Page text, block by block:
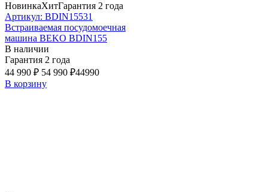
НовинкаХитГарантия 2 года
Артикул: BDIN15531
Встраиваемая посудомоечная
машина BEKO BDIN155
В наличии
Гарантия 2 года
44 990 ₽ 54 990 ₽44990
В корзину